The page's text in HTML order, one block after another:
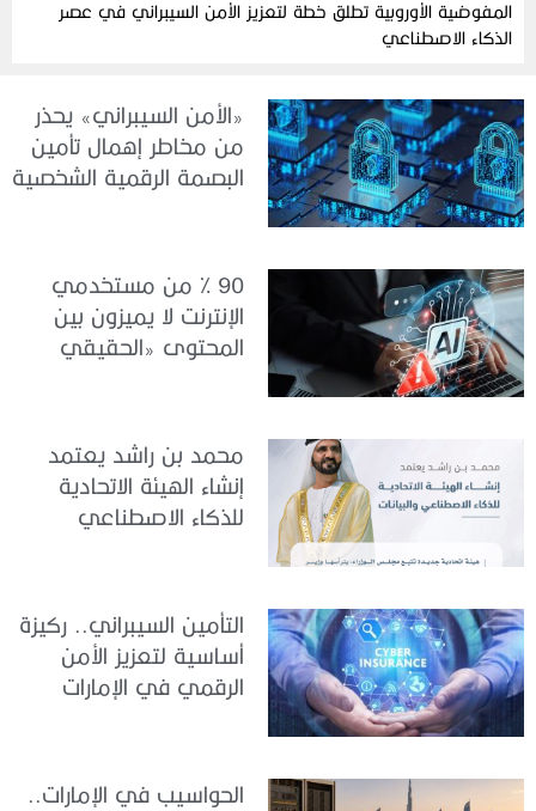
المفوضية الأوروبية تطلق خطة لتعزيز الأمن السيبراني في عصر
الذكاء الاصطناعي
«الأمن السيبراني» يحذر
من مخاطر إهمال تأمين
البصمة الرقمية الشخصية
90 % من مستخدمي
الإنترنت لا يميزون بين
المحتوى «الحقيقي
محمد بن راشد يعتمد
إنشاء الهيئة الاتحادية
للذكاء الاصطناعي
التأمين السيبراني.. ركيزة
أساسية لتعزيز الأمن
الرقمي في الإمارات
الحواسيب في الإمارات..